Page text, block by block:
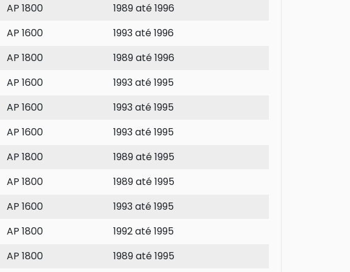
AP 1800
1989 até 1996
AP 1600
1993 até 1996
AP 1800
1989 até 1996
AP 1600
1993 até 1995
AP 1600
1993 até 1995
AP 1600
1993 até 1995
AP 1800
1989 até 1995
AP 1800
1989 até 1995
AP 1600
1993 até 1995
AP 1800
1992 até 1995
AP 1800
1989 até 1995